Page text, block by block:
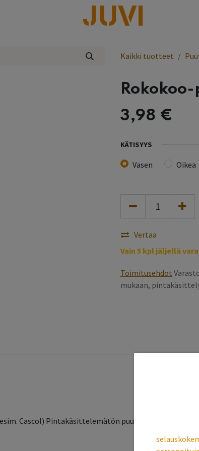
Kaikki tuotteet
Rokokoo-
3,98 €
KÄTISYYS
Vasen Oikea
Vertaa
Vain 5 kpl jäljellä
Toimitusehdot
mukaan,
Cascol) Pintakäsittelemätön puumassakoriste on